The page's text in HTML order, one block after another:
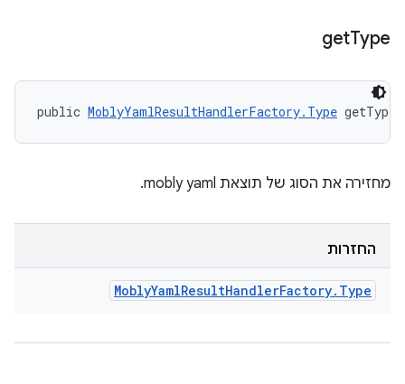
getType
public MoblyYamlResultHandlerFactory.Type
מחזירה את הסוג של תוצאת mobly yaml.
החזרות
MoblyYamlResultHandlerFactory. Type